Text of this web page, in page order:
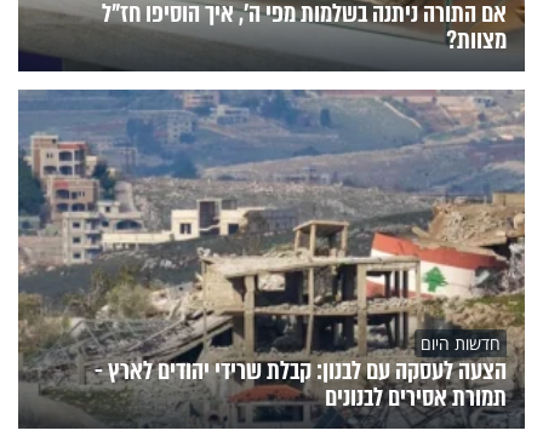
אם התורה ניתנה בשלמות מפי ה', איך הוסיפו חז"ל
מצוות?
חדשות היום
הצעה לעסקה עם לבנון: קבלת שרידי יהודים לארץ -
תמורת אסירים לבנונים